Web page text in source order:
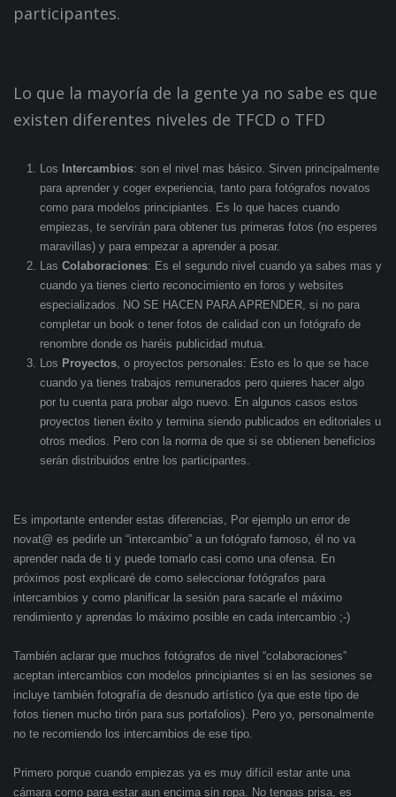
participantes.
Lo que la mayoría de la gente ya no sabe es que
existen diferentes niveles de TFCD o TFD
Los Intercambios: son el nivel mas básico. Sirven principalmente
para aprender y coger experiencia, tanto para fotógrafos novatos
como para modelos principiantes. Es lo que haces cuando
empiezas, te servirán para obtener tus primeras fotos (no esperes
maravillas) y para empezar a aprender a posar.
Las Colaboraciones: Es el segundo nivel cuando ya sabes mas y
cuando ya tienes cierto reconocimiento en foros y websites
especializados. NO SE HACEN PARA APRENDER, si no para
completar un book o tener fotos de calidad con un fotógrafo de
renombre donde os haréis publicidad mutua.
Los Proyectos, o proyectos personales: Esto es lo que se hace
cuando ya tienes trabajos remunerados pero quieres hacer algo
por tu cuenta para probar algo nuevo. En algunos casos estos
proyectos tienen éxito y termina siendo publicados en editoriales u
otros medios. Pero con la norma de que si se obtienen beneficios
serán distribuidos entre los participantes.
Es importante entender estas diferencias, Por ejemplo un error de
novat@ es pedirle un “intercambio” a un fotógrafo famoso, él no va
aprender nada de ti y puede tomarlo casi como una ofensa. En
próximos post explicaré de como seleccionar fotógrafos para
intercambios y como planificar la sesión para sacarle el máximo
rendimiento y aprendas lo máximo posible en cada intercambio ;-)
También aclarar que muchos fotógrafos de nivel “colaboraciones”
aceptan intercambios con modelos principiantes si en las sesiones se
incluye también fotografía de desnudo artístico (ya que este tipo de
fotos tienen mucho tirón para sus portafolios). Pero yo, personalmente
no te recomiendo los intercambios de ese tipo.
Primero porque cuando empiezas ya es muy difícil estar ante una
cámara como para estar aun encima sin ropa. No tengas prisa, es